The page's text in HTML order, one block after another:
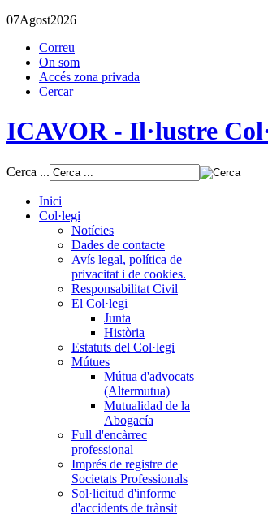
07Agost2026
Correu
On som
Accés zona privada
Cercar
ICAVOR - Il·lustre
Cerca ...
Inici
Col·legi
Notícies
Dades de contacte
Avís legal, política de
privacitat i de cookies.
Responsabilitat Civil
El Col·legi
Junta
Història
Estatuts del Col·legi
Mútues
Mútua d'advocats
(Altermutua)
Mutualidad de la
Abogacía
Full d'encàrrec
professional
Imprés de registre de
Societats Professionals
Sol·licitud d'informe
d'accidents de trànsit